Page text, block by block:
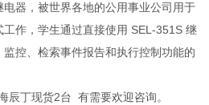
器，被世界各地的公用事业公司用于
作，学生通过直接使用 SEL-351S 继
控、检索事件报告和执行控制功能的
辰丁现货2台 有需要欢迎咨询。